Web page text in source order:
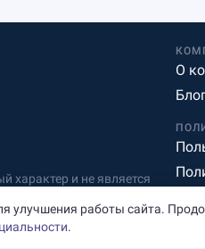
характер и не является
О
улучшения работы сайта.
.